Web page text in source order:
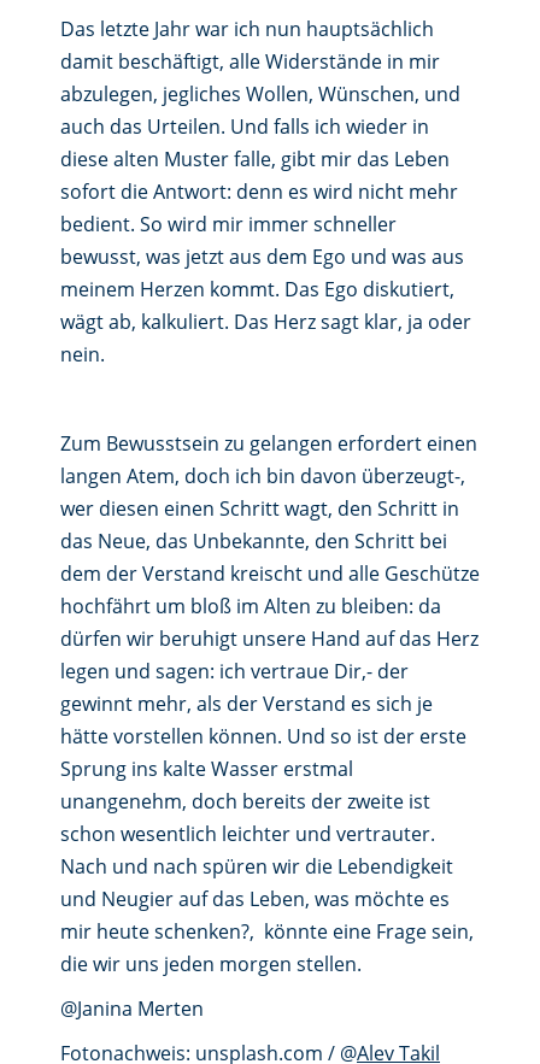
Das letzte Jahr war ich nun hauptsächlich
damit beschäftigt, alle Widerstände in mir
abzulegen, jegliches Wollen, Wünschen, und
auch das Urteilen. Und falls ich wieder in
diese alten Muster falle, gibt mir das Leben
sofort die Antwort: denn es wird nicht mehr
bedient. So wird mir immer schneller
bewusst, was jetzt aus dem Ego und was aus
meinem Herzen kommt. Das Ego diskutiert,
wägt ab, kalkuliert. Das Herz sagt klar, ja oder
nein.
Zum Bewusstsein zu gelangen erfordert einen
langen Atem, doch ich bin davon überzeugt-,
wer diesen einen Schritt wagt, den Schritt in
das Neue, das Unbekannte, den Schritt bei
dem der Verstand kreischt und alle Geschütze
hochfährt um bloß im Alten zu bleiben: da
dürfen wir beruhigt unsere Hand auf das Herz
legen und sagen: ich vertraue Dir,- der
gewinnt mehr, als der Verstand es sich je
hätte vorstellen können. Und so ist der erste
Sprung ins kalte Wasser erstmal
unangenehm, doch bereits der zweite ist
schon wesentlich leichter und vertrauter.
Nach und nach spüren wir die Lebendigkeit
und Neugier auf das Leben, was möchte es
mir heute schenken?, könnte eine Frage sein,
die wir uns jeden morgen stellen.
@Janina Merten
Fotonachweis: unsplash.com / @Alev Takil